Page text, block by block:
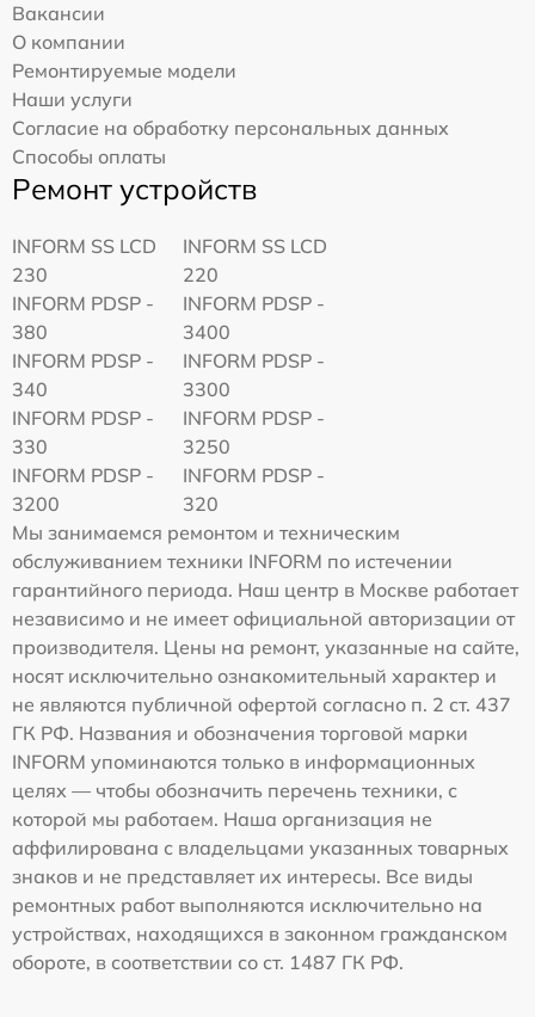
Вакансии
О компании
Ремонтируемые модели
Наши услуги
Согласие на обработку персональных данных
Способы оплаты
Ремонт устройств
INFORM SS LCD
230
INFORM SS LCD
220
INFORM PDSP -
380
INFORM PDSP -
3400
INFORM PDSP -
340
INFORM PDSP -
3300
INFORM PDSP -
330
INFORM PDSP -
3250
INFORM PDSP -
3200
INFORM PDSP -
320
Мы занимаемся ремонтом и техническим
обслуживанием техники INFORM по истечении
гарантийного периода. Наш центр в Москве работает
независимо и не имеет официальной авторизации от
производителя. Цены на ремонт, указанные на сайте,
носят исключительно ознакомительный характер и
не являются публичной офертой согласно п. 2 ст. 437
ГК РФ. Названия и обозначения торговой марки
INFORM упоминаются только в информационных
целях — чтобы обозначить перечень техники, с
которой мы работаем. Наша организация не
аффилирована с владельцами указанных товарных
знаков и не представляет их интересы. Все виды
ремонтных работ выполняются исключительно на
устройствах, находящихся в законном гражданском
обороте, в соответствии со ст. 1487 ГК РФ.